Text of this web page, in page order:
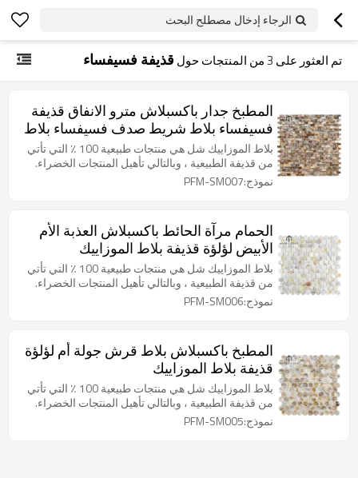
الرجاء إدخال مصطلح البحث
تم العثور على 3من المنتجات حول قذيفة فسيفساء
المطبخ جدار باكسبلاش مترو الانفاق قذيفة
فسيفساء بلاط شريط صدف فسيفساء بلاط
بلاط الموزاييك شل هي منتجات طبيعية 100 ٪ التي تأتي
من قذيفة الطبيعية ، وبالتالي تأهيل المنتجات الخضراء.
نموذج:PFM-SM007
الحمام مرآة الحائط باكسبلاش العذبة الأم
الأبيض لؤلؤة قذيفة بلاط الموزاييك
بلاط الموزاييك شل هي منتجات طبيعية 100 ٪ التي تأتي
من قذيفة الطبيعية ، وبالتالي تأهيل المنتجات الخضراء.
نموذج:PFM-SM006
المطبخ باكسبلاش بلاط قرش جولة أم لؤلؤة
قذيفة بلاط الموزاييك
بلاط الموزاييك شل هي منتجات طبيعية 100 ٪ التي تأتي
من قذيفة الطبيعية ، وبالتالي تأهيل المنتجات الخضراء.
نموذج:PFM-SM005